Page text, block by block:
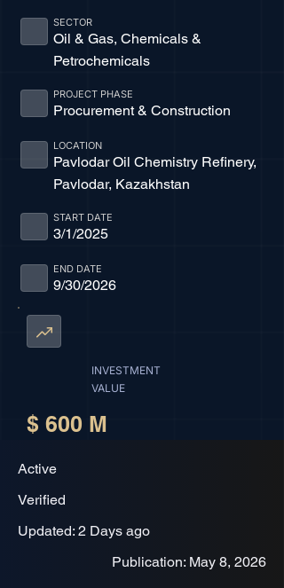
Oil & Gas, Chemicals &
Petrochemicals
SECTOR
Procurement & Construction
PROJECT PHASE
Pavlodar Oil Chemistry Refinery,
Pavlodar, Kazakhstan
LOCATION
3/1/2025
START DATE
9/30/2026
END DATE
INVESTMENT
VALUE
$ 600 M
Active
Verified
Updated: 2 Days ago
Publication: May 8, 2026